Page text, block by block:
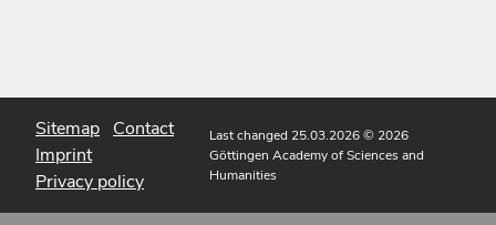
Sitemap Contact
Imprint
Privacy policy
Last changed 25.03.2026© 2026
Göttingen Academy of Sciences and
Humanities